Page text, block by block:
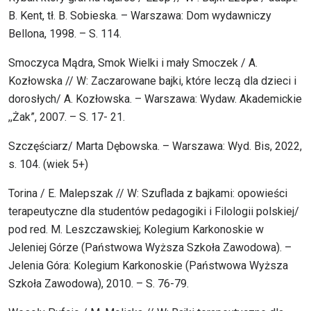
B. Kent, tł. B. Sobieska. – Warszawa: Dom wydawniczy
Bellona, 1998. – S. 114.
Smoczyca Mądra, Smok Wielki i mały Smoczek / A.
Kozłowska // W: Zaczarowane bajki, które leczą dla dzieci i
dorosłych/ A. Kozłowska. – Warszawa: Wydaw. Akademickie
,,Żak”, 2007. – S. 17- 21.
Szczęściarz/ Marta Dębowska. – Warszawa: Wyd. Bis, 2022,
s. 104. (wiek 5+)
Torina / E. Malepszak // W: Szuflada z bajkami: opowieści
terapeutyczne dla studentów pedagogiki i Filologii polskiej/
pod red. M. Leszczawskiej; Kolegium Karkonoskie w
Jeleniej Górze (Państwowa Wyższa Szkoła Zawodowa). –
Jelenia Góra: Kolegium Karkonoskie (Państwowa Wyższa
Szkoła Zawodowa), 2010. – S. 76-79.